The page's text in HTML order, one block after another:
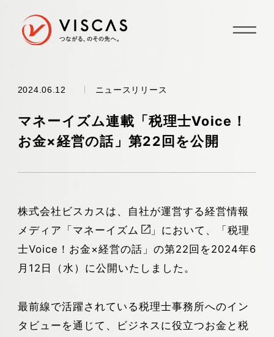
2024.06.12 ニュースリリース
マネーイズム連載「税理士Voice！
お金×経営の話」第22回を公開
株式会社ビスカスは、自社が運営する経営情報
メディア「マネーイズム
」において、「税理
士Voice！お金×経営の話」の第22回を2024年6
月12日（水）に公開いたしました。
最前線で活躍されている税理士事務所へのイン
タビューを通じて、ビジネスに役立つお金と税